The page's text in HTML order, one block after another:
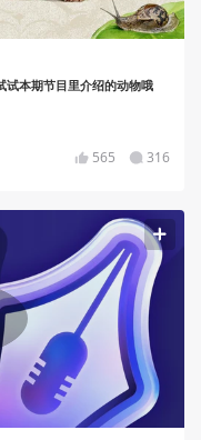
试本期节目里介绍的动物哦
565 316